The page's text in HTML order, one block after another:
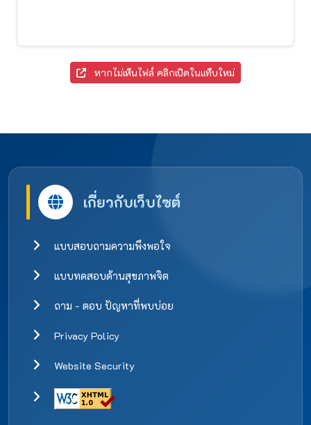
หากไม่เห็นไฟล์ คลิกเปิดในแท็บใหม่
เกี่ยวกับเว็บไซต์
แบบสอบถามความพึงพอใจ
แบบทดสอบด้านสุขภาพจิต
ถาม - ตอบ ปัญหาที่พบบ่อย
Privacy Policy
Website Security